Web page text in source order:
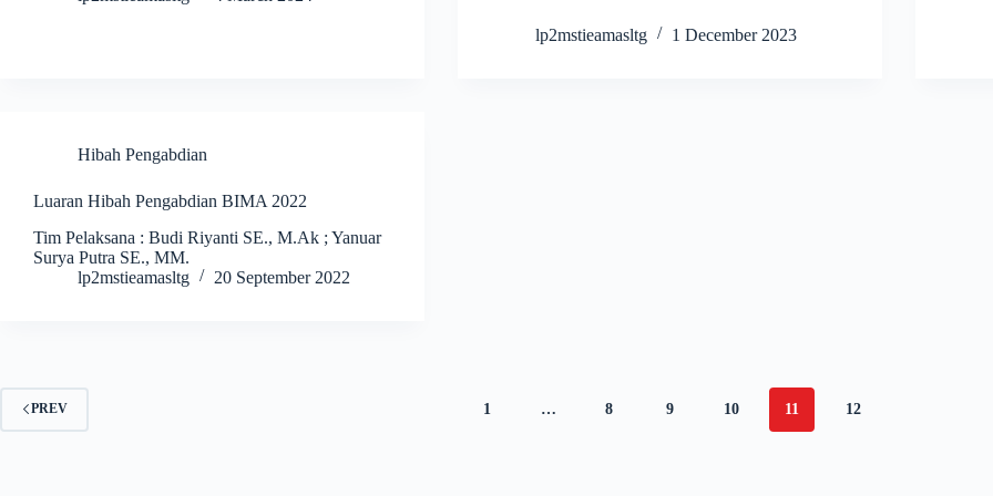
lp2mstieamasltg 1 December 2023
Hibah Pengabdian
Luaran Hibah Pengabdian BIMA 2022
Tim Pelaksana : Budi Riyanti SE., M.Ak ; Yanuar
Surya Putra SE., MM.
lp2mstieamasltg
20 September 2022
PREV 1 … 8 9 10 11 12